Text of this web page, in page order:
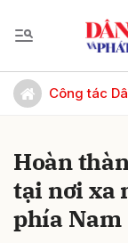
Công tác
Hoàn
tại nơi xa
phía Nam
Gửi bình luận